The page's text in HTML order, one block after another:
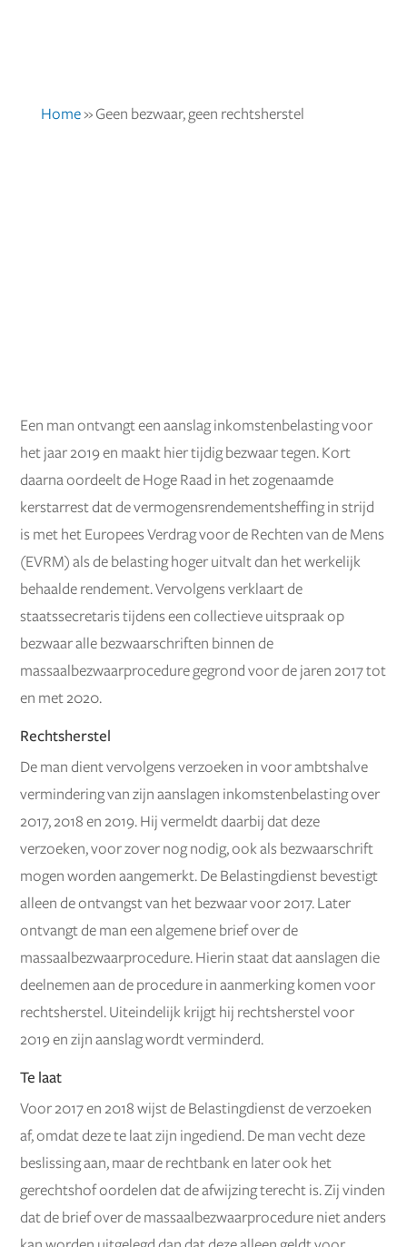
Home» Geen bezwaar, geen rechtsherstel
Een man ontvangt een aanslag inkomstenbelasting voor
het jaar 2019 en maakt hier tijdig bezwaar tegen. Kort
daarna oordeelt de Hoge Raad in het zogenaamde
kerstarrest dat de vermogensrendementsheffing in strijd
is met het Europees Verdrag voor de Rechten van de Mens
(EVRM) als de belasting hoger uitvalt dan het werkelijk
behaalde rendement. Vervolgens verklaart de
staatssecretaris tijdens een collectieve uitspraak op
bezwaar alle bezwaarschriften binnen de
massaalbezwaarprocedure gegrond voor de jaren 2017 tot
en met 2020.
Rechtsherstel
De man dient vervolgens verzoeken in voor ambtshalve
vermindering van zijn aanslagen inkomstenbelasting over
2017, 2018 en 2019. Hij vermeldt daarbij dat deze
verzoeken, voor zover nog nodig, ook als bezwaarschrift
mogen worden aangemerkt. De Belastingdienst bevestigt
alleen de ontvangst van het bezwaar voor 2017. Later
ontvangt de man een algemene brief over de
massaalbezwaarprocedure. Hierin staat dat aanslagen die
deelnemen aan de procedure in aanmerking komen voor
rechtsherstel. Uiteindelijk krijgt hij rechtsherstel voor
2019 en zijn aanslag wordt verminderd.
Te laat
Voor 2017 en 2018 wijst de Belastingdienst de verzoeken
af, omdat deze te laat zijn ingediend. De man vecht deze
beslissing aan, maar de rechtbank en later ook het
gerechtshof oordelen dat de afwijzing terecht is. Zij vinden
dat de brief over de massaalbezwaarprocedure niet anders